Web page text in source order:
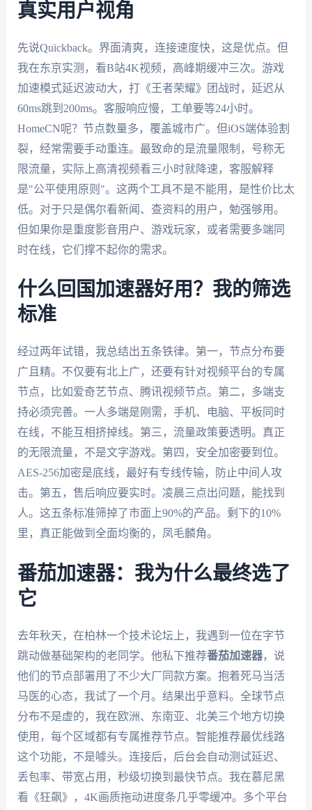
真实用户视角
先说Quickback。界面清爽，连接速度快，这是优点。但
我在东京实测，看B站4K视频，高峰期缓冲三次。游戏
加速模式延迟波动大，打《王者荣耀》团战时，延迟从
60ms跳到200ms。客服响应慢，工单要等24小时。
HomeCN呢？节点数量多，覆盖城市广。但iOS端体验割
裂，经常需要手动重连。最致命的是流量限制，号称无
限流量，实际上高清视频看三小时就降速，客服解释
是"公平使用原则"。这两个工具不是不能用，是性价比太
低。对于只是偶尔看新闻、查资料的用户，勉强够用。
但如果你是重度影音用户、游戏玩家，或者需要多端同
时在线，它们撑不起你的需求。
什么回国加速器好用？我的筛选
标准
经过两年试错，我总结出五条铁律。第一，节点分布要
广且精。不仅要有北上广，还要有针对视频平台的专属
节点，比如爱奇艺节点、腾讯视频节点。第二，多端支
持必须完善。一人多端是刚需，手机、电脑、平板同时
在线，不能互相挤掉线。第三，流量政策要透明。真正
的无限流量，不是文字游戏。第四，安全加密要到位。
AES-256加密是底线，最好有专线传输，防止中间人攻
击。第五，售后响应要实时。凌晨三点出问题，能找到
人。这五条标准筛掉了市面上90%的产品。剩下的10%
里，真正能做到全面均衡的，凤毛麟角。
番茄加速器：我为什么最终选了
它
去年秋天，在柏林一个技术论坛上，我遇到一位在字节
跳动做基础架构的老同学。他私下推荐番茄加速器，说
他们的节点部署用了不少大厂同款方案。抱着死马当活
马医的心态，我试了一个月。结果出乎意料。全球节点
分布不是虚的，我在欧洲、东南亚、北美三个地方切换
使用，每个区域都有专属推荐节点。智能推荐最优线路
这个功能，不是噱头。连接后，后台会自动测试延迟、
丢包率、带宽占用，秒级切换到最快节点。我在慕尼黑
看《狂飙》，4K画质拖动进度条几乎零缓冲。多个平台